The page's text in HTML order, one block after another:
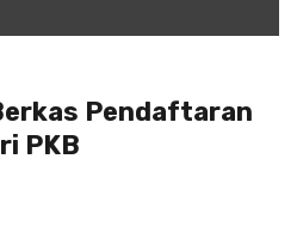
Pendaftaran
PKB